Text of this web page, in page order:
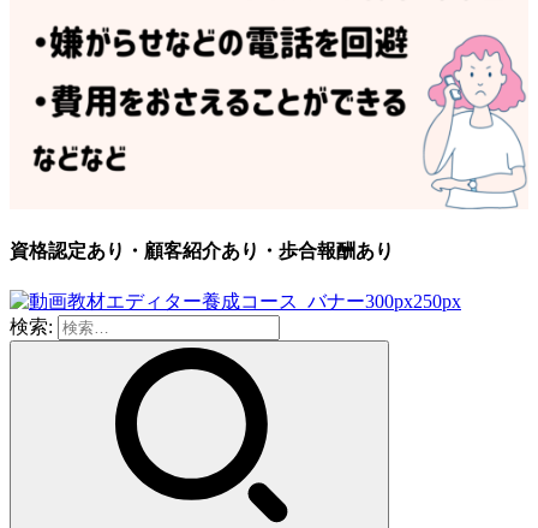
資格認定あり・顧客紹介あり・歩合報酬あり
検索: